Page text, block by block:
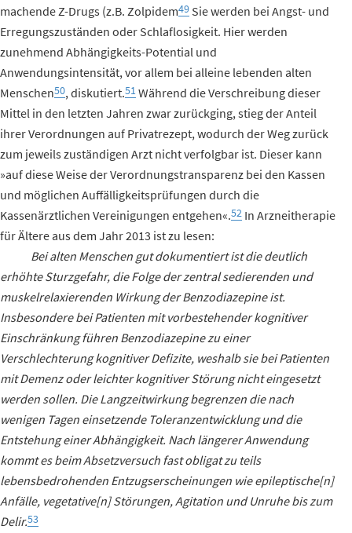
machende Z-Drugs (z.B. Zolpidem49 Sie werden bei Angst- und
Erregungszuständen oder Schlaflosigkeit. Hier werden
zunehmend Abhängigkeits-Potential und
Anwendungsintensität, vor allem bei alleine lebenden alten
Menschen50, diskutiert.51 Während die Verschreibung dieser
Mittel in den letzten Jahren zwar zurückging, stieg der Anteil
ihrer Verordnungen auf Privatrezept, wodurch der Weg zurück
zum jeweils zuständigen Arzt nicht verfolgbar ist. Dieser kann
»auf diese Weise der Verordnungstransparenz bei den Kassen
und möglichen Auffälligkeitsprüfungen durch die
Kassenärztlichen Vereinigungen entgehen«.52 In Arzneitherapie
für Ältere aus dem Jahr 2013 ist zu lesen:
Bei alten Menschen gut dokumentiert ist die deutlich
erhöhte Sturzgefahr, die Folge der zentral sedierenden und
muskelrelaxierenden Wirkung der Benzodiazepine ist.
Insbesondere bei Patienten mit vorbestehender kognitiver
Einschränkung führen Benzodiazepine zu einer
Verschlechterung kognitiver Defizite, weshalb sie bei Patienten
mit Demenz oder leichter kognitiver Störung nicht eingesetzt
werden sollen. Die Langzeitwirkung begrenzen die nach
wenigen Tagen einsetzende Toleranzentwicklung und die
Entstehung einer Abhängigkeit. Nach längerer Anwendung
kommt es beim Absetzversuch fast obligat zu teils
lebensbedrohenden Entzugserscheinungen wie epileptische[n]
Anfälle, vegetative[n] Störungen, Agitation und Unruhe bis zum
Delir.53